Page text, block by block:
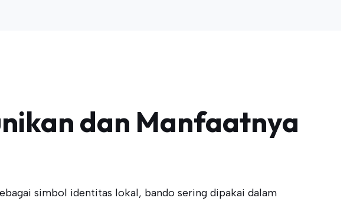
dan Manfaatnya
simbol identitas lokal, bando sering dipakai dalam